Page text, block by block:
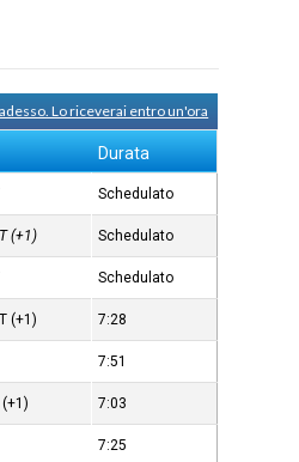
Lo riceverai entro un'ora
Durata
Schedulato
(+1) Schedulato
Schedulato
(+1) 7:28
7:51
(+1) 7:03
7:25